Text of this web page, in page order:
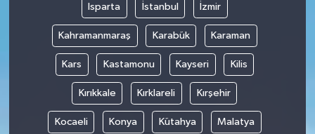
Isparta İstanbul İzmir
Kahramanmaraş Karabük Karaman
Kars Kastamonu Kayseri Kilis
Kırıkkale Kırklareli Kırşehir
Kocaeli Konya Kütahya Malatya